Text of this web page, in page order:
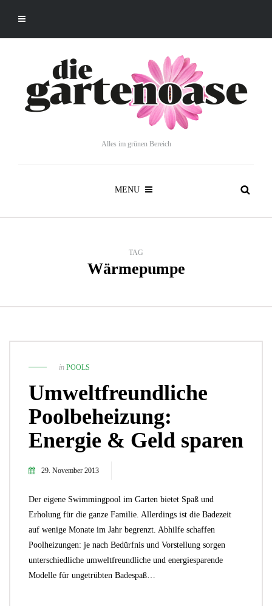
Alles im grünen Bereich
MENU
TAG
Wärmepumpe
in POOLS
Umweltfreundliche
Poolbeheizung:
Energie & Geld sparen
29. November 2013
Der eigene Swimmingpool im Garten bietet Spaß und
Erholung für die ganze Familie. Allerdings ist die Badezeit
auf wenige Monate im Jahr begrenzt. Abhilfe schaffen
Poolheizungen: je nach Bedürfnis und Vorstellung sorgen
unterschiedliche umweltfreundliche und energiesparende
Modelle für ungetrübten Badespaß…